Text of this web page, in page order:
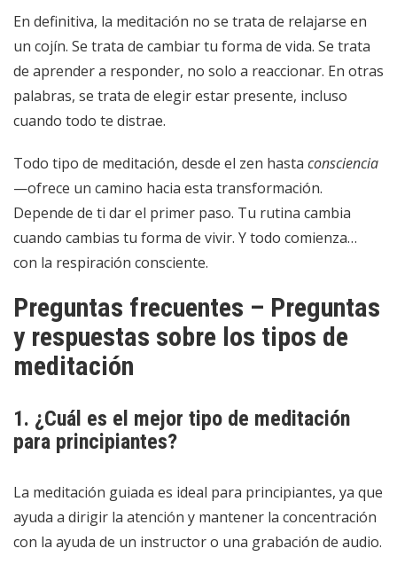
En definitiva, la meditación no se trata de relajarse en
un cojín. Se trata de cambiar tu forma de vida. Se trata
de aprender a responder, no solo a reaccionar. En otras
palabras, se trata de elegir estar presente, incluso
cuando todo te distrae.
Todo tipo de meditación, desde el zen hasta consciencia
—ofrece un camino hacia esta transformación.
Depende de ti dar el primer paso. Tu rutina cambia
cuando cambias tu forma de vivir. Y todo comienza…
con la respiración consciente.
Preguntas frecuentes – Preguntas
y respuestas sobre los tipos de
meditación
1. ¿Cuál es el mejor tipo de meditación
para principiantes?
La meditación guiada es ideal para principiantes, ya que
ayuda a dirigir la atención y mantener la concentración
con la ayuda de un instructor o una grabación de audio.